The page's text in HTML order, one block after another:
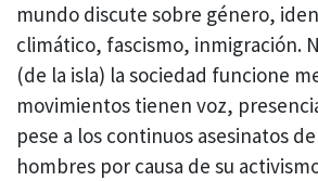
mundo discute sobre género,
climático, fascismo, inmigración.
(de la isla) la sociedad funcione
movimientos tienen voz,
pese a los continuos asesinatos
hombres por causa de su